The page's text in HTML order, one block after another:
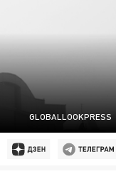
GLOBALLOOKPRESS